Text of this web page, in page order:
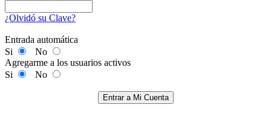
¿Olvidó su Clave?
Entrada automática
Si
No
Agregarme a los usuarios activos
Si
No
Entrar a Mi Cuenta